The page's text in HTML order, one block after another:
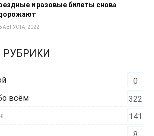
и разовые билеты снова
АВГУСТА, 2022
РУБРИКИ
0
всём
322
141